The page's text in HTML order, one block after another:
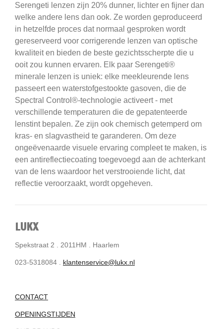
Serengeti lenzen zijn 20% dunner, lichter en fijner dan
welke andere lens dan ook. Ze worden geproduceerd
in hetzelfde proces dat normaal gesproken wordt
gereserveerd voor corrigerende lenzen van optische
kwaliteit en bieden de beste gezichtsscherpte die u
ooit zou kunnen ervaren. Elk paar Serengeti®
minerale lenzen is uniek: elke meekleurende lens
passeert een waterstofgestookte gasoven, die de
Spectral Control®-technologie activeert - met
verschillende temperaturen die de gepatenteerde
lenstint bepalen. Ze zijn ook chemisch getemperd om
kras- en slagvastheid te garanderen. Om deze
ongeëvenaarde visuele ervaring compleet te maken, is
een antireflectiecoating toegevoegd aan de achterkant
van de lens waardoor het verstrooiende licht, dat
reflectie veroorzaakt, wordt opgeheven.
LUKX
Spekstraat 2 . 2011HM . Haarlem
023-5318084 . klantenservice@lukx.nl
CONTACT
OPENINGSTIJDEN